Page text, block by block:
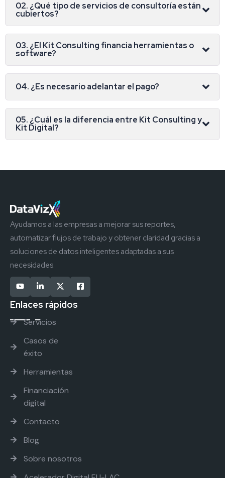
02. ¿Qué tipo de servicios de consultoría están
cubiertos?
03. ¿El Kit Consulting financia herramientas o
software?
04. ¿Es necesario adelantar el pago?
05. ¿Cuál es la diferencia entre Kit Consulting y
Kit Digital?
Ayudamos a las empresas a mejorar sus reportes,
automatizar flujos de trabajo y obtener claridad gracias a
soluciones de datos inteligentes adaptadas a sus
necesidades.
Enlaces rápidos
Servicios
Casos de
éxito
Herramientas
Financiación
digital
Contacto
Blog
Sobre nosotros